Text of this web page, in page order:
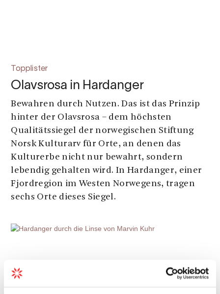
Topplister
Olavsrosa in Hardanger
Bewahren durch Nutzen. Das ist das Prinzip
hinter der Olavsrosa – dem höchsten
Qualitätssiegel der norwegischen Stiftung
Norsk Kulturarv für Orte, an denen das
Kulturerbe nicht nur bewahrt, sondern
lebendig gehalten wird. In Hardanger, einer
Fjordregion im Westen Norwegens, tragen
sechs Orte dieses Siegel.